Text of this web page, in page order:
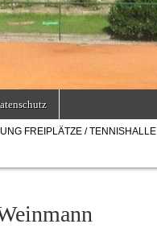
FREIPLÄTZE / TENNISHALLE